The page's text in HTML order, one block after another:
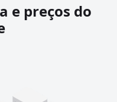
e preços do